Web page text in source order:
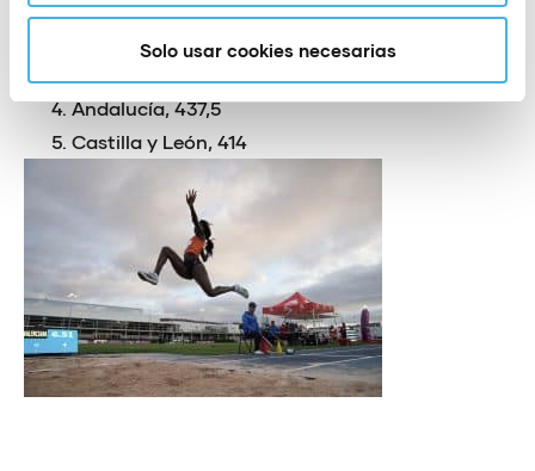
Solo usar cookies necesarias
Madrid, 483 puntos
Cataluña, 480,5
Andalucía, 437,5
Castilla y León, 414